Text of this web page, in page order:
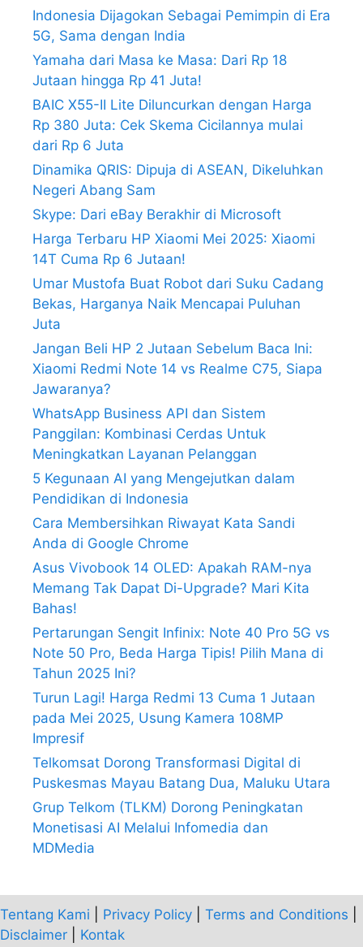
Indonesia Dijagokan Sebagai Pemimpin di Era
5G, Sama dengan India
Yamaha dari Masa ke Masa: Dari Rp 18
Jutaan hingga Rp 41 Juta!
BAIC X55-II Lite Diluncurkan dengan Harga
Rp 380 Juta: Cek Skema Cicilannya mulai
dari Rp 6 Juta
Dinamika QRIS: Dipuja di ASEAN, Dikeluhkan
Negeri Abang Sam
Skype: Dari eBay Berakhir di Microsoft
Harga Terbaru HP Xiaomi Mei 2025: Xiaomi
14T Cuma Rp 6 Jutaan!
Umar Mustofa Buat Robot dari Suku Cadang
Bekas, Harganya Naik Mencapai Puluhan
Juta
Jangan Beli HP 2 Jutaan Sebelum Baca Ini:
Xiaomi Redmi Note 14 vs Realme C75, Siapa
Jawaranya?
WhatsApp Business API dan Sistem
Panggilan: Kombinasi Cerdas Untuk
Meningkatkan Layanan Pelanggan
5 Kegunaan AI yang Mengejutkan dalam
Pendidikan di Indonesia
Cara Membersihkan Riwayat Kata Sandi
Anda di Google Chrome
Asus Vivobook 14 OLED: Apakah RAM-nya
Memang Tak Dapat Di-Upgrade? Mari Kita
Bahas!
Pertarungan Sengit Infinix: Note 40 Pro 5G vs
Note 50 Pro, Beda Harga Tipis! Pilih Mana di
Tahun 2025 Ini?
Turun Lagi! Harga Redmi 13 Cuma 1 Jutaan
pada Mei 2025, Usung Kamera 108MP
Impresif
Telkomsat Dorong Transformasi Digital di
Puskesmas Mayau Batang Dua, Maluku Utara
Grup Telkom (TLKM) Dorong Peningkatan
Monetisasi AI Melalui Infomedia dan
MDMedia
Tentang Kami Privacy Policy Terms and Conditions
Disclaimer
Kontak